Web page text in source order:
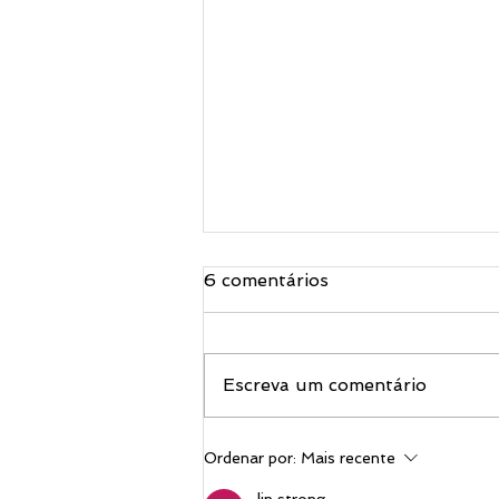
Venha fazer parte da
Comunidade dos MESC'S
6 comentários
Escreva um comentário
Ordenar por: Mais recente